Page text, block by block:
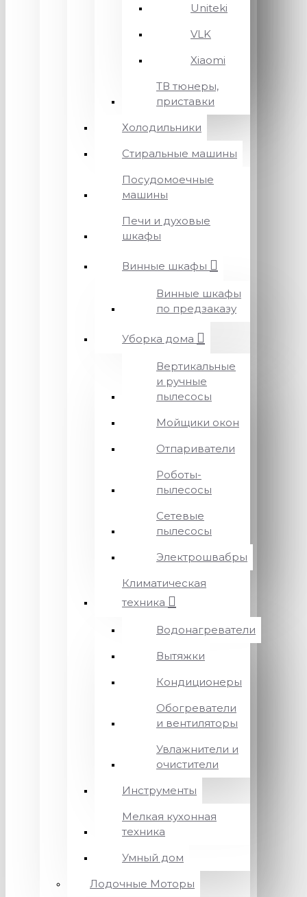
Uniteki
VLK
Xiaomi
ТВ тюнеры,
приставки
Холодильники
Стиральные машины
Посудомоечные
машины
Печи и духовые
шкафы
Винные шкафы
Винные шкафы
по предзаказу
Уборка дома
Вертикальные
и ручные
пылесосы
Мойщики окон
Отпариватели
Роботы-
пылесосы
Сетевые
пылесосы
Электрошвабры
Климатическая
техника
Водонагреватели
Вытяжки
Кондиционеры
Обогреватели
и вентиляторы
Увлажнители и
очистители
Инструменты
Мелкая кухонная
техника
Умный дом
Лодочные Моторы